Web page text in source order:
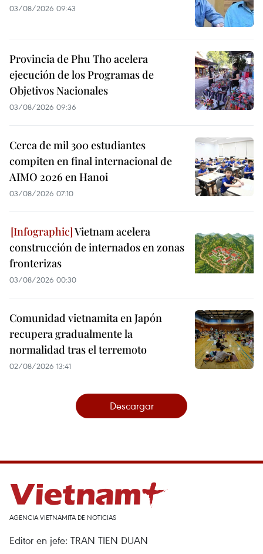
03/08/2026 09:43
Provincia de Phu Tho acelera
ejecución de los Programas de
Objetivos Nacionales
03/08/2026 09:36
Cerca de mil 300 estudiantes
compiten en final internacional de
AIMO 2026 en Hanoi
03/08/2026 07:10
Vietnam acelera
construcción de internados en zonas
fronterizas
03/08/2026 00:30
Comunidad vietnamita en Japón
recupera gradualmente la
normalidad tras el terremoto
02/08/2026 13:41
Descargar
AGENCIA VIETNAMITA DE NOTICIAS
Editor en jefe: TRAN TIEN DUAN